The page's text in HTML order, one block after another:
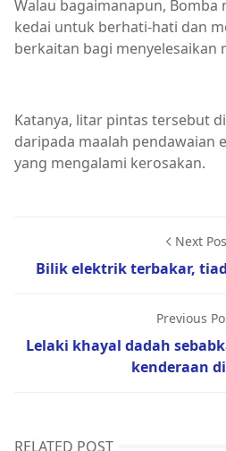
Walau bagaimanapun, Bomba
kedai untuk berhati-hati dan
berkaitan bagi menyelesaikan
Katanya, litar pintas tersebut
daripada maalah pendawaian
yang mengalami kerosakan.
Next
Bilik elektrik terbakar,
Previous
Lelaki khayal dadah
kenderaan
RELATED POST